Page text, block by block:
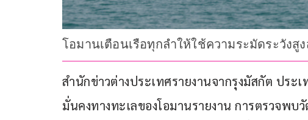
โอมานเตือนเรือทุกลำให้ใช้ความระมัดระวัง
สำนักข่าวต่างประเทศรายงานจากรุงมัสกัต ประ
มั่นคงทางทะเลของโอมานรายงาน การตรวจพบ